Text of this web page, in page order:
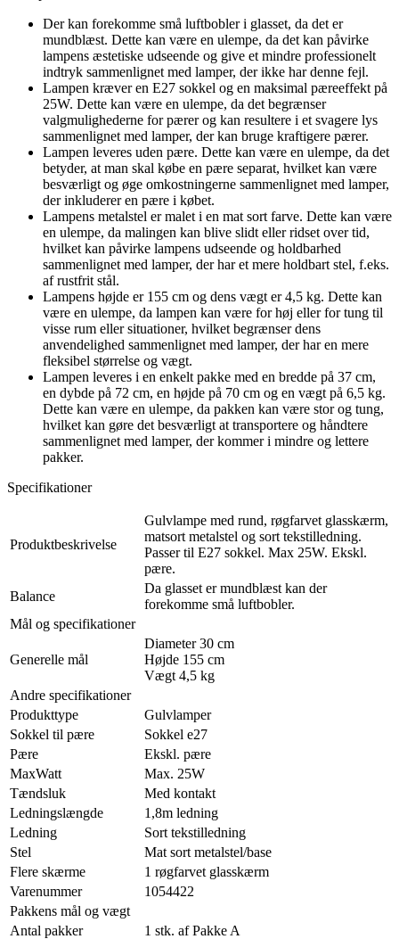
Der kan forekomme små luftbobler i glasset, da det er
mundblæst. Dette kan være en ulempe, da det kan påvirke
lampens æstetiske udseende og give et mindre professionelt
indtryk sammenlignet med lamper, der ikke har denne fejl.
Lampen kræver en E27 sokkel og en maksimal pæreeffekt på
25W. Dette kan være en ulempe, da det begrænser
valgmulighederne for pærer og kan resultere i et svagere lys
sammenlignet med lamper, der kan bruge kraftigere pærer.
Lampen leveres uden pære. Dette kan være en ulempe, da det
betyder, at man skal købe en pære separat, hvilket kan være
besværligt og øge omkostningerne sammenlignet med lamper,
der inkluderer en pære i købet.
Lampens metalstel er malet i en mat sort farve. Dette kan være
en ulempe, da malingen kan blive slidt eller ridset over tid,
hvilket kan påvirke lampens udseende og holdbarhed
sammenlignet med lamper, der har et mere holdbart stel, f.eks.
af rustfrit stål.
Lampens højde er 155 cm og dens vægt er 4,5 kg. Dette kan
være en ulempe, da lampen kan være for høj eller for tung til
visse rum eller situationer, hvilket begrænser dens
anvendelighed sammenlignet med lamper, der har en mere
fleksibel størrelse og vægt.
Lampen leveres i en enkelt pakke med en bredde på 37 cm,
en dybde på 72 cm, en højde på 70 cm og en vægt på 6,5 kg.
Dette kan være en ulempe, da pakken kan være stor og tung,
hvilket kan gøre det besværligt at transportere og håndtere
sammenlignet med lamper, der kommer i mindre og lettere
pakker.
Specifikationer
Produktbeskrivelse
Gulvlampe med rund, røgfarvet glasskærm,
matsort metalstel og sort tekstilledning.
Passer til E27 sokkel. Max 25W. Ekskl.
pære.
Balance
Da glasset er mundblæst kan der
forekomme små luftbobler.
Mål og specifikationer
Generelle mål
Diameter 30 cm
Højde 155 cm
Vægt 4,5 kg
Andre specifikationer
Produkttype
Gulvlamper
Sokkel til pære
Sokkel e27
Pære
Ekskl. pære
MaxWatt
Max. 25W
Tændsluk
Med kontakt
Ledningslængde
1,8m ledning
Ledning
Sort tekstilledning
Stel
Mat sort metalstel/base
Flere skærme
1 røgfarvet glasskærm
Varenummer
1054422
Pakkens mål og vægt
Antal pakker
1 stk. af Pakke A